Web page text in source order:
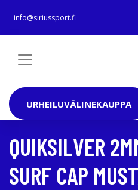
info@siriussport.fi
URHEILUVÄLINEKAUPPA
QUIKSILVER
SURF CAP